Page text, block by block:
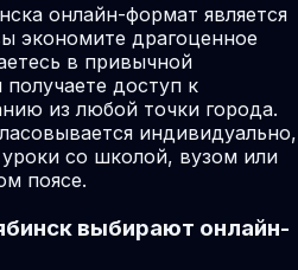
онлайн-формат является
экономите драгоценное
в привычной
доступ к
из любой точки города.
индивидуально,
со школой, вузом или
поясе.
выбирают онлайн-